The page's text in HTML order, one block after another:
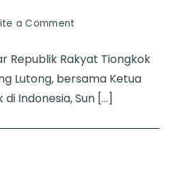
a Comment
Perkuat
Investasi
Rp70
Triliun
Republik Rakyat Tiongkok
Lutong, bersama Ketua
Indonesia, Sun […]